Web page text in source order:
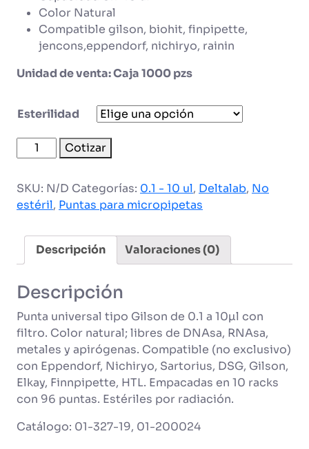
Color Natural
Compatible gilson, biohit, finpipette,
jencons,eppendorf, nichiryo, rainin
Unidad de venta: Caja 1000 pzs
Esterilidad
Punta
de
-
10
color
natural
Cotizar
SKU: N/D Categorías: 0.1 - 10 ul, Deltalab, No
estéril, Puntas para micropipetas
Descripción Valoraciones (0)
Descripción
Punta universal tipo Gilson de 0.1 a 10µl con
filtro. Color natural; libres de DNAsa, RNAsa,
metales y apirógenas. Compatible (no exclusivo)
con Eppendorf, Nichiryo, Sartorius, DSG, Gilson,
Elkay, Finnpipette, HTL. Empacadas en 10 racks
con 96 puntas. Estériles por radiación.
Catálogo: 01-327-19, 01-200024